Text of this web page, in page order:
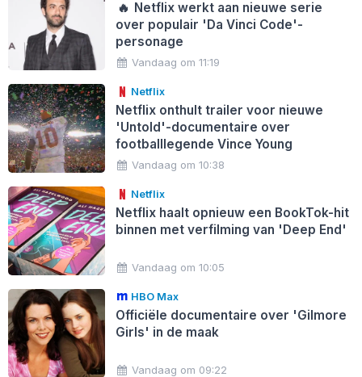
🔥 Netflix werkt aan nieuwe serie
over populair 'Da Vinci Code'-
personage
Vandaag om 11:19
Netflix
Netflix onthult trailer voor nieuwe
'Untold'-documentaire over
footballlegende Vince Young
Vandaag om 10:38
Netflix
Netflix haalt opnieuw een BookTok-hit
binnen met verfilming van 'Deep End'
Vandaag om 10:05
HBO Max
Officiële documentaire over 'Gilmore
Girls' in de maak
Vandaag om 09:22